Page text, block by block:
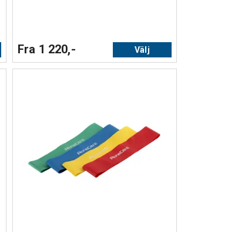
Fra 1 220,- Välj